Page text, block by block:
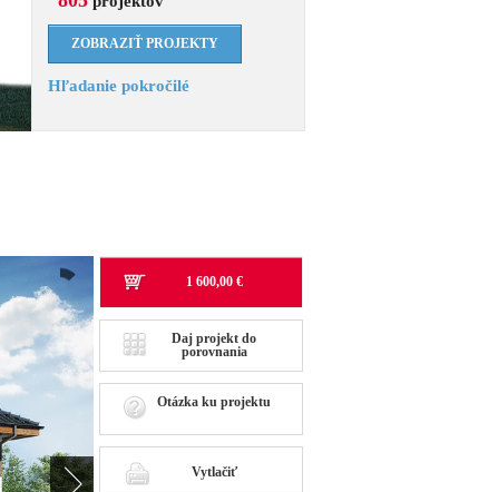
Hľadanie pokročilé
1 600,00 €
Daj projekt do
porovnania
Otázka ku projektu
Vytlačiť